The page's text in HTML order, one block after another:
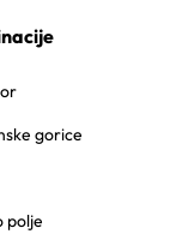
gorice
polje